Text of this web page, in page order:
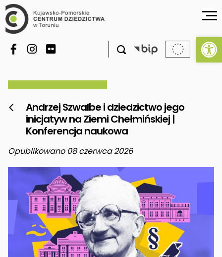


Andrzej Szwalbe i dziedzictwo jego
inicjatyw na Ziemi Chełmińskiej |
Konferencja naukowa
Opublikowano 08 czerwca 2026